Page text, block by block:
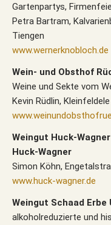
Gartenpartys,
Petra Bartram,
Tiengen
www.wernerknobloch.de
Wein- und Obsthof
Weine und Sekte vom
Kevin Rüdlin,
Weingut Huck-
Huck-Wagner
Simon Köhn,
www.huck-wagner.de
Weingut Schaad Erbe
alkoholreduzierte und